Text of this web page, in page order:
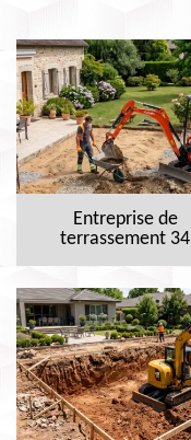
Entreprise de
terrassement 34